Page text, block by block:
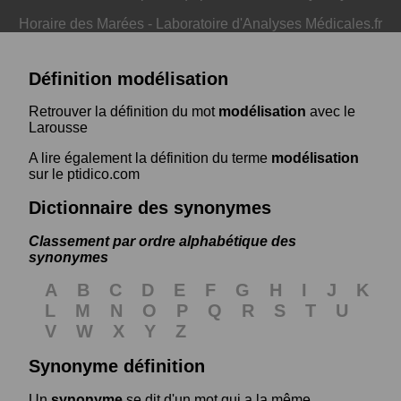
Horaire des Marées - Laboratoire d'Analyses Médicales.fr
Définition modélisation
Retrouver la définition du mot modélisation avec le
Larousse
A lire également la définition du terme modélisation
sur le ptidico.com
Dictionnaire des synonymes
Classement par ordre alphabétique des
synonymes
A B C D E F G H I J
K
L
M N O P Q R S T
U
V
W X Y
Z
Synonyme définition